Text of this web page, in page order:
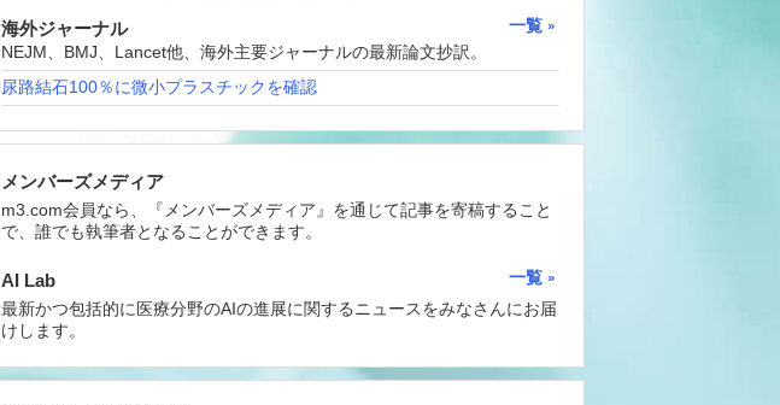
海外ジャーナル
一覧
NEJM、BMJ、Lancet他、海外主要ジャーナルの最新論文抄訳。
尿路結石100％に微小プラスチックを確認
メンバーズメディア
m3.com会員なら、『メンバーズメディア』を通じて記事を寄稿すること
で、誰でも執筆者となることができます。
AI Lab
一覧
最新かつ包括的に医療分野のAIの進展に関するニュースをみなさんにお届
けします。